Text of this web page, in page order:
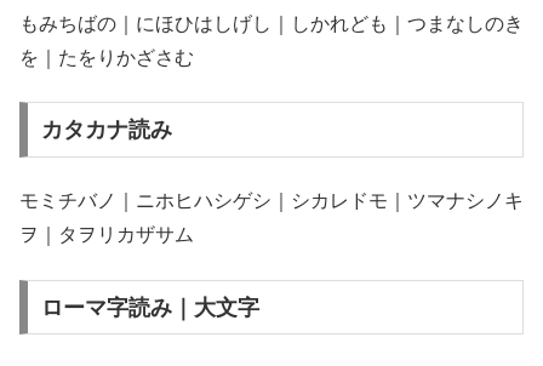
もみちばの｜にほひはしげし｜しかれども｜つまなしのき
を｜たをりかざさむ
カタカナ読み
モミチバノ｜ニホヒハシゲシ｜シカレドモ｜ツマナシノキ
ヲ｜タヲリカザサム
ローマ字読み｜大文字